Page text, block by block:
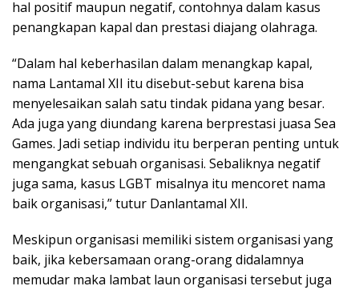
hal positif maupun negatif, contohnya dalam kasus
penangkapan kapal dan prestasi diajang olahraga.
“Dalam hal keberhasilan dalam menangkap kapal,
nama Lantamal XII itu disebut-sebut karena bisa
menyelesaikan salah satu tindak pidana yang besar.
Ada juga yang diundang karena berprestasi juasa Sea
Games. Jadi setiap individu itu berperan penting untuk
mengangkat sebuah organisasi. Sebaliknya negatif
juga sama, kasus LGBT misalnya itu mencoret nama
baik organisasi,” tutur Danlantamal XII.
Meskipun organisasi memiliki sistem organisasi yang
baik, jika kebersamaan orang-orang didalamnya
memudar maka lambat laun organisasi tersebut juga